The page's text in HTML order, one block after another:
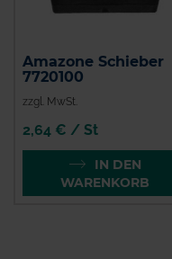
Amazone Schieber
7720100
zzgl. MwSt.
2,64 € / St
IN DEN
WARENKORB